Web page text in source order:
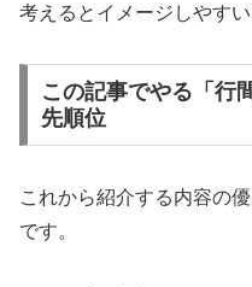
考えるとイメージしやすい
この記事でやる「行
先順位
これから紹介する内容の
です。